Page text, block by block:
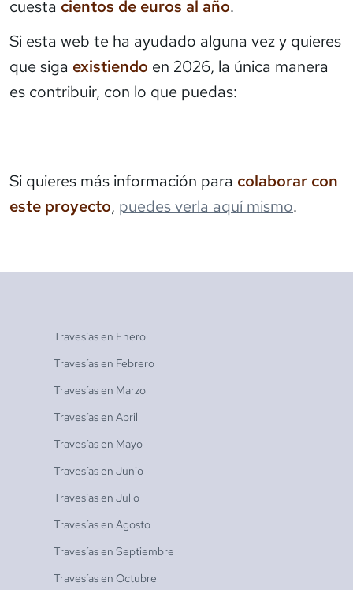
cuesta cientos de euros al año.
Si esta web te ha ayudado alguna vez y quieres
que siga existiendo en 2026, la única manera
es contribuir, con lo que puedas:
Si quieres más información para colaborar con
este proyecto, puedes verla aquí mismo.
Travesías en Enero
Travesías en Febrero
Travesías en Marzo
Travesías en Abril
Travesías en Mayo
Travesías en Junio
Travesías en Julio
Travesías en Agosto
Travesías en Septiembre
Travesías en Octubre